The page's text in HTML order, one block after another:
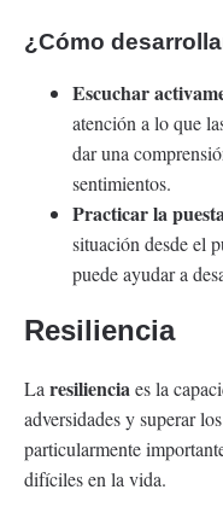
¿Cómo
Escuchar
atención a lo que
dar una
sentimientos.
Practicar la
situación desde el
puede ayudar a
Resiliencia
Laresilienciaes la
adversidades y superar
particularmente
difíciles en la vida.